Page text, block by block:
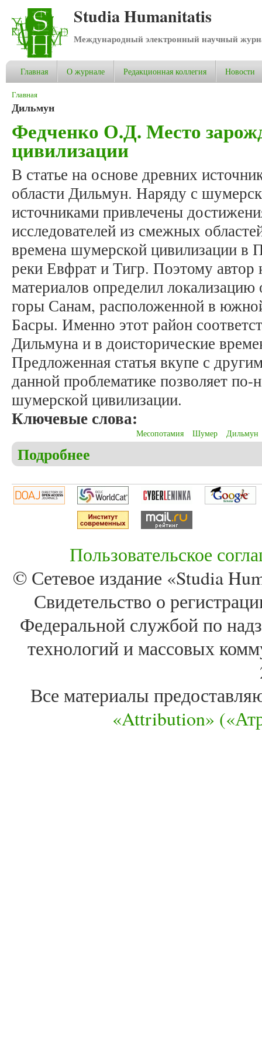
Studia Humanitatis
Международный электронный научный
Главная О журнале Редакционная коллегия Новости
Вы здесь
Главная
Дильмун
Федченко О.Д. Место
цивилизации
В статье на основе древних
области Дильмун. Наряду с
источниками привлечены
исследователей из смежных
времена шумерской цивилизации в
реки Евфрат и Тигр. Поэтому автор
материалов определил
горы Санам, расположенной в
Басры. Именно этот район
Дильмуна и в доисторические
Предложенная статья вкупе с
данной проблематике позволяет по-
шумерской цивилизации.
Ключевые слова:
Месопотамия Шумер Дильмун
Подробнее
Пользовательское
© Сетевое издание «Studia
Свидетельство о
Федеральной службой по
технологий и массовых
Все материалы
«Attribution»